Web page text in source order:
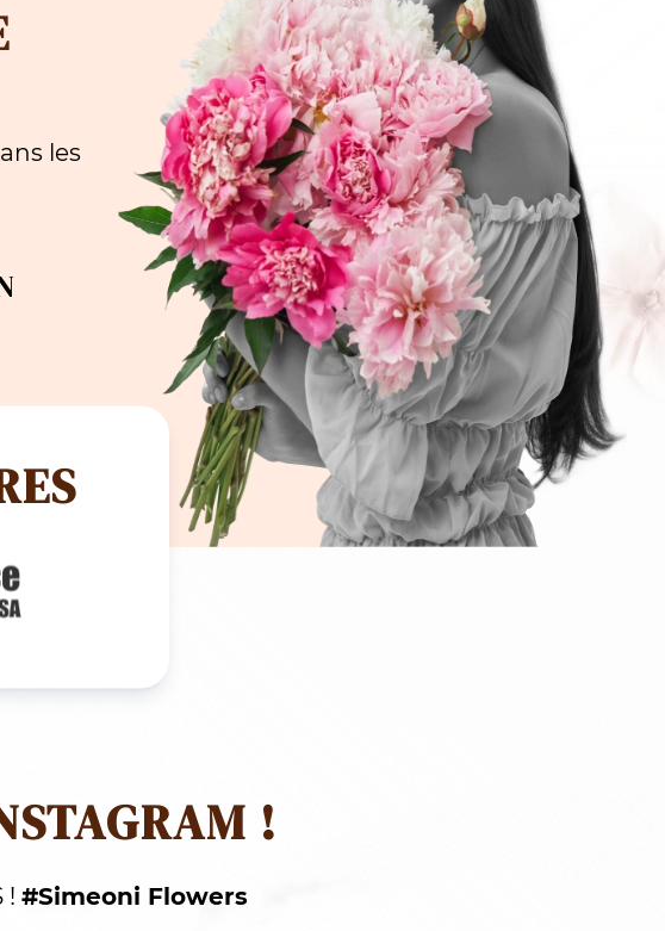
les
!
! #Simeoni Flowers